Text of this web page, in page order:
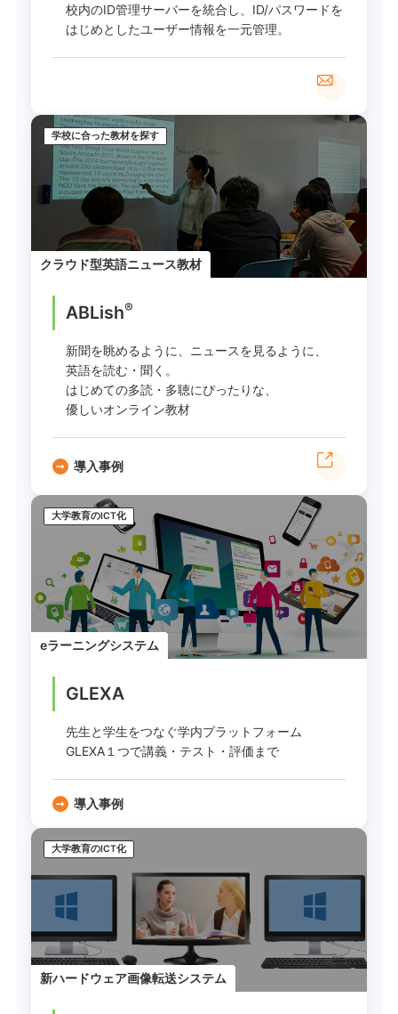
校内のID管理サーバーを統合し、ID/パスワードを
はじめとしたユーザー情報を一元管理。
学校に合った教材を探す
クラウド型英語ニュース教材
ABLish®
新聞を眺めるように、ニュースを見るように、
英語を読む・聞く。
はじめての多読・多聴にぴったりな、
優しいオンライン教材
導入事例
大学教育のICT化
eラーニングシステム
GLEXA
先生と学生をつなぐ学内プラットフォーム
GLEXA１つで講義・テスト・評価まで
導入事例
大学教育のICT化
新ハードウェア画像転送システム